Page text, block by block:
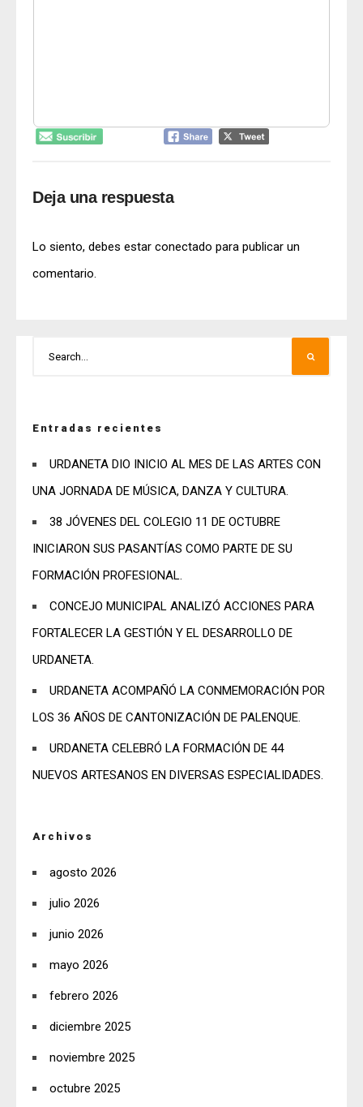
Deja una respuesta
Lo siento, debes estar conectado para publicar un
comentario.
Entradas recientes
URDANETA DIO INICIO AL MES DE LAS ARTES CON
UNA JORNADA DE MÚSICA, DANZA Y CULTURA.
38 JÓVENES DEL COLEGIO 11 DE OCTUBRE
INICIARON SUS PASANTÍAS COMO PARTE DE SU
FORMACIÓN PROFESIONAL.
CONCEJO MUNICIPAL ANALIZÓ ACCIONES PARA
FORTALECER LA GESTIÓN Y EL DESARROLLO DE
URDANETA.
URDANETA ACOMPAÑÓ LA CONMEMORACIÓN POR
LOS 36 AÑOS DE CANTONIZACIÓN DE PALENQUE.
URDANETA CELEBRÓ LA FORMACIÓN DE 44
NUEVOS ARTESANOS EN DIVERSAS ESPECIALIDADES.
Archivos
agosto 2026
julio 2026
junio 2026
mayo 2026
febrero 2026
diciembre 2025
noviembre 2025
octubre 2025